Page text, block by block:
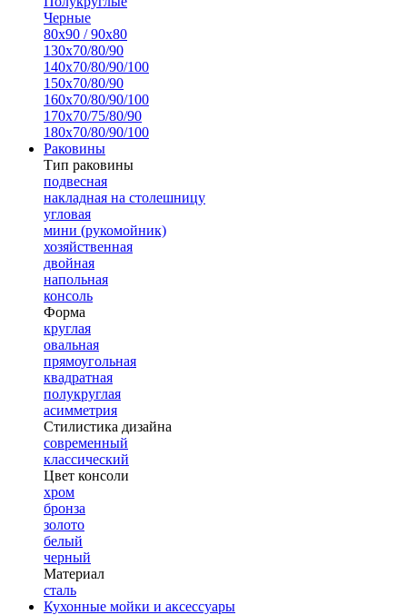
Черные
80х90 / 90х80
130х70/80/90
140х70/80/90/100
150х70/80/90
160х70/80/90/100
170х70/75/80/90
180х70/80/90/100
Раковины
Тип раковины
подвесная
накладная на столешницу
угловая
мини (рукомойник)
хозяйственная
двойная
напольная
консоль
Форма
круглая
овальная
прямоугольная
квадратная
полукруглая
асимметрия
Стилистика дизайна
современный
классический
Цвет консоли
хром
бронза
золото
белый
черный
Материал
сталь
Кухонные мойки и аксессуары